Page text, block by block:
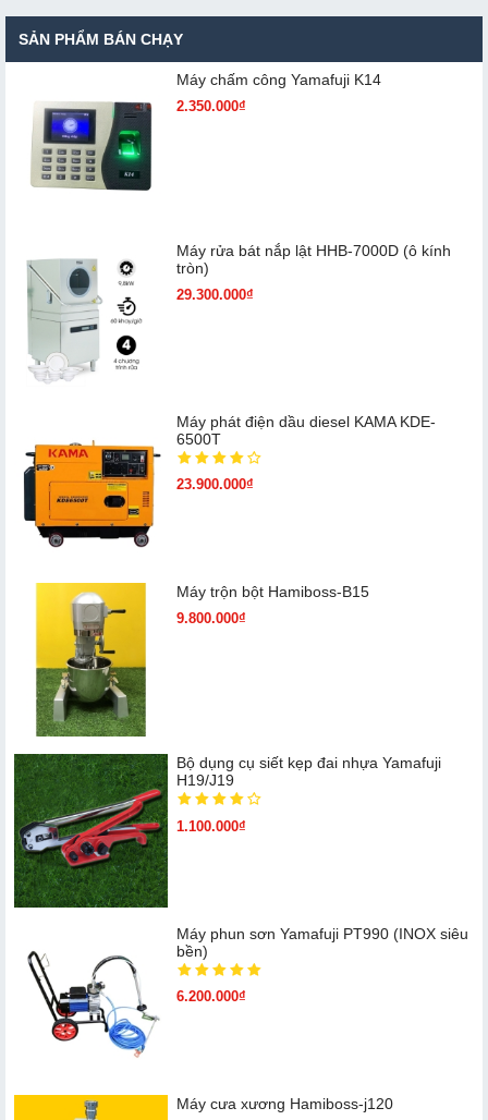
SẢN PHẨM BÁN CHẠY
Máy chấm cô​ng Yamafuji K14
2.350.000₫
Máy rửa bát nắp lật HHB-7000D (ô kính
tròn)
29.300.000₫
Máy phát điện dầu diesel KAMA KDE-
6500T
23.900.000₫
Máy trộn bột Hamiboss-B15
9.800.000₫
Bộ dụng cụ siết kẹp đai nhựa Yamafuji
H19/J19
1.100.000₫
Máy phun sơn Yamafuji PT990 (INOX siêu
bền)
6.200.000₫
Máy cưa xương Hamiboss-j120